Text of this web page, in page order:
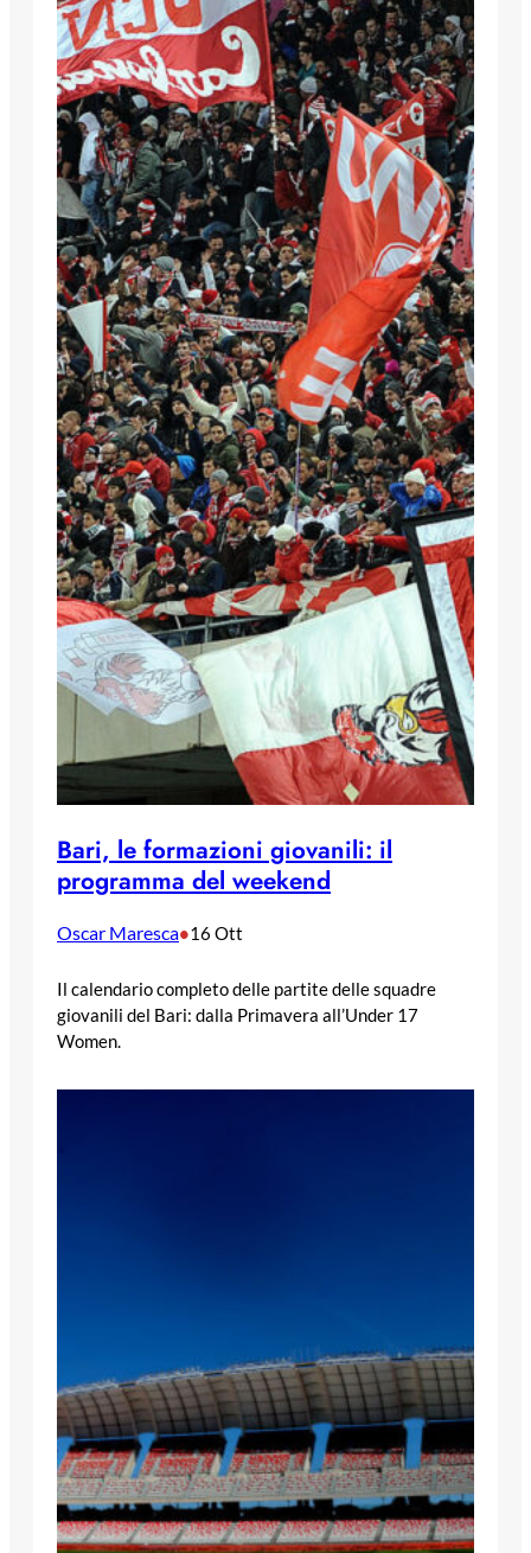
Bari, le formazioni giovanili: il
programma del weekend
Oscar Maresca•16 Ott
Il calendario completo delle partite delle squadre
giovanili del Bari: dalla Primavera all’Under 17
Women.